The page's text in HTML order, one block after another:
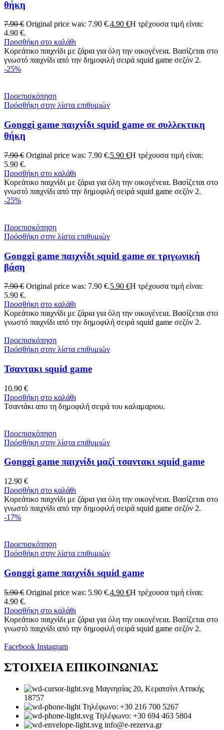
θήκη
7.90€ Original price was: 7.90 €.4.90 €Η τρέχουσα τιμή είναι:
4.90 €.
Προσθήκη στο καλάθι
Κορεάτικο παιχνίδι με ζάρια για όλη την οικογένεια. Βασίζεται στο
γνωστό παιχνίδι από την δημοφιλή σειρά squid game σεζόν 2.
-25%
Προεπισκόπηση
Πρόσθήκη στην λίστα επιθυμιών
Gonggi game παιχνίδι squid game σε συλλεκτικη
θήκη
7.90€ Original price was: 7.90 €.5.90 €Η τρέχουσα τιμή είναι:
5.90 €.
Προσθήκη στο καλάθι
Κορεάτικο παιχνίδι με ζάρια για όλη την οικογένεια. Βασίζεται στο
γνωστό παιχνίδι από την δημοφιλή σειρά squid game σεζόν 2.
-25%
Προεπισκόπηση
Πρόσθήκη στην λίστα επιθυμιών
Gonggi game παιχνίδι squid game σε τριγωνική
βάση
7.90€ Original price was: 7.90 €.5.90 €Η τρέχουσα τιμή είναι:
5.90 €.
Προσθήκη στο καλάθι
Κορεάτικο παιχνίδι με ζάρια για όλη την οικογένεια. Βασίζεται στο
γνωστό παιχνίδι από την δημοφιλή σειρά squid game σεζόν 2.
Προεπισκόπηση
Πρόσθήκη στην λίστα επιθυμιών
Τσαντακι squid game
10.90 €
Προσθήκη στο καλάθι
Τσαντάκι απο τη δημοφιλή σειρά του καλαμαριου.
Προεπισκόπηση
Πρόσθήκη στην λίστα επιθυμιών
Gonggi game παιχνίδι μαζί τσαντακι squid game
12.90 €
Προσθήκη στο καλάθι
Κορεάτικο παιχνίδι με ζάρια για όλη την οικογένεια. Βασίζεται στο
γνωστό παιχνίδι από την δημοφιλή σειρά squid game σεζόν 2.
-17%
Προεπισκόπηση
Πρόσθήκη στην λίστα επιθυμιών
Gonggi game παιχνίδι squid game
5.90€ Original price was: 5.90 €.4.90 €Η τρέχουσα τιμή είναι:
4.90 €.
Προσθήκη στο καλάθι
Κορεάτικο παιχνίδι με ζάρια για όλη την οικογένεια. Βασίζεται στο
γνωστό παιχνίδι από την δημοφιλή σειρά squid game σεζόν 2.
Facebook Instagram
ΣΤΟΙΧΕΙΑ ΕΠΙΚΟΙΝΩΝΙΑΣ
Μαγνησίας 20, Κερατσίνι Αττικής
18757
Τηλέφωνο: +30 216 700 5267
Τηλέφωνο: +30 694 463 5804
info@e-rezerva.gr